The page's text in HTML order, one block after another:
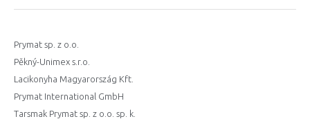
Prymat sp. z o.o.
Pěkný-Unimex s.r.o.
Lacikonyha Magyarország Kft.
Prymat International GmbH
Tarsmak Prymat sp. z o.o. sp. k.